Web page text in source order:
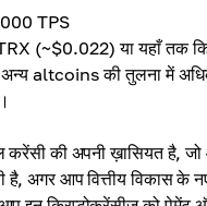
TPS
(~$0.022) या यहाँ तक
अन्य altcoins की तुलना में
करेंसी की अपनी ख़ासियत है,
है, अगर आप वित्तीय विकास के